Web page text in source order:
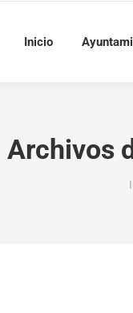
Inicio
Archivos